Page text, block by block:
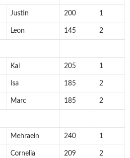
Justin 200 1
Leon 145 2
Kai 205 1
Isa 185 2
Marc 185 2
Mehraein 240 1
Cornelia 209 2